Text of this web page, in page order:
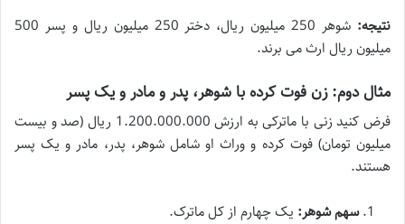
نتیجه:
شوهر 250 میلیون ریال، دختر 250 میلیون ریال و پسر 500
میلیون ریال ارث می برند.
مثال دوم: زن فوت کرده با شوهر، پدر و مادر و یک پسر
فرض کنید زنی با ماترکی به ارزش 1.200.000.000 ریال (صد و بیست
میلیون تومان) فوت کرده و وراث او شامل شوهر، پدر، مادر و یک پسر
هستند.
سهم شوهر: یک چهارم از کل ماترک.